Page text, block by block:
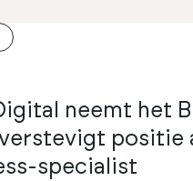
neemt het
positie
specialist